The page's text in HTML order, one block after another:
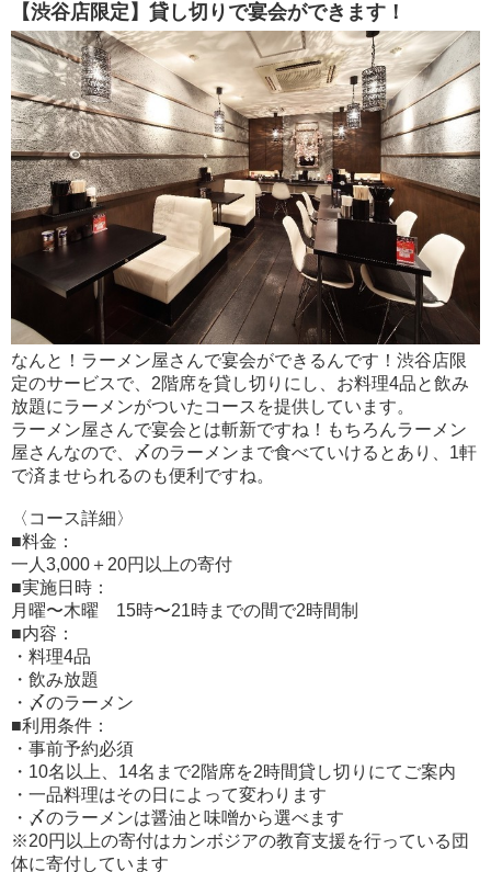
【渋谷店限定】貸し切りで宴会ができます！
なんと！ラーメン屋さんで宴会ができるんです！渋谷店限
定のサービスで、2階席を貸し切りにし、お料理4品と飲み
放題にラーメンがついたコースを提供しています。
ラーメン屋さんで宴会とは斬新ですね！もちろんラーメン
屋さんなので、〆のラーメンまで食べていけるとあり、1軒
で済ませられるのも便利ですね。
〈コース詳細〉
■料金：
一人3,000＋20円以上の寄付
■実施日時：
月曜〜木曜 15時〜21時までの間で2時間制
■内容：
・料理4品
・飲み放題
・〆のラーメン
■利用条件：
・事前予約必須
・10名以上、14名まで2階席を2時間貸し切りにてご案内
・一品料理はその日によって変わります
・〆のラーメンは醤油と味噌から選べます
※20円以上の寄付はカンボジアの教育支援を行っている団
体に寄付しています